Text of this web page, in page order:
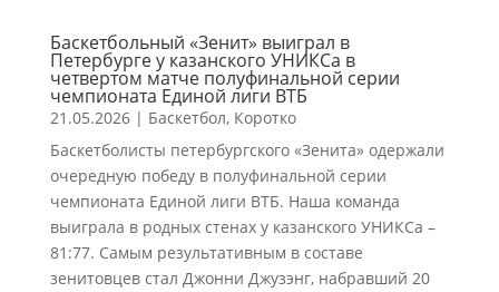
Баскетбольный «Зенит» выиграл в
Петербурге у казанского УНИКСа в
четвертом матче полуфинальной серии
чемпионата Единой лиги ВТБ
21.05.2026| Баскетбол, Коротко
Баскетболисты петербургского «Зенита» одержали
очередную победу в полуфинальной серии
чемпионата Единой лиги ВТБ. Наша команда
выиграла в родных стенах у казанского УНИКСа –
81:77. Самым результативным в составе
зенитовцев стал Джонни Джузэнг, набравший 20